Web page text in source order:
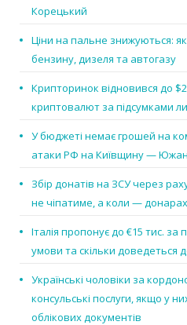
Корецький
Ціни на пальне знижуються: як
бензину, дизеля та автогазу
Крипторинок відновився до
криптовалют за підсумками
У бюджеті немає грошей на
атаки РФ на Київщину —
Збір донатів на ЗСУ через
не чіпатиме, а коли —
Італія пропонує до €15 тис. за
умови та скільки доведеться
Українські чоловіки за
консульські послуги, якщо у
облікових документів